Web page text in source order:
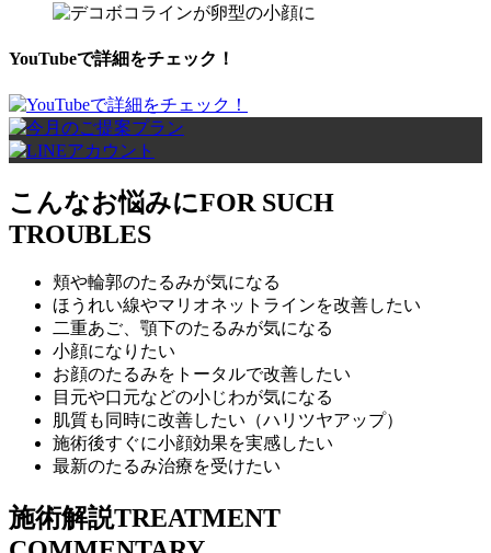
YouTubeで詳細をチェック！
こんなお悩みにFOR SUCH
TROUBLES
頬や輪郭のたるみが気になる
ほうれい線やマリオネットラインを改善したい
二重あご、顎下のたるみが気になる
小顔になりたい
お顔のたるみをトータルで改善したい
目元や口元などの小じわが気になる
肌質も同時に改善したい（ハリツヤアップ）
施術後すぐに小顔効果を実感したい
最新のたるみ治療を受けたい
施術解説TREATMENT